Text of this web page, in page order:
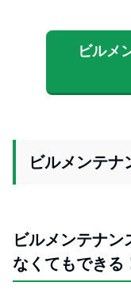
ビルメ
ビルメンテ
ビルメンテナ
なくてもできる